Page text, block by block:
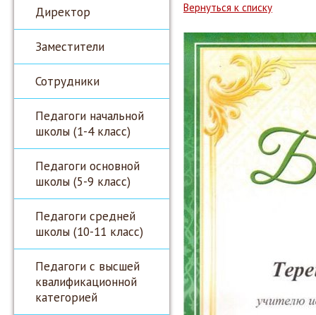
Директор
Заместители
Сотрудники
Педагоги начальной
школы (1-4 класс)
Педагоги основной
школы (5-9 класс)
Педагоги средней
школы (10-11 класс)
Педагоги с высшей
квалификационной
категорией
Вернуться к списку